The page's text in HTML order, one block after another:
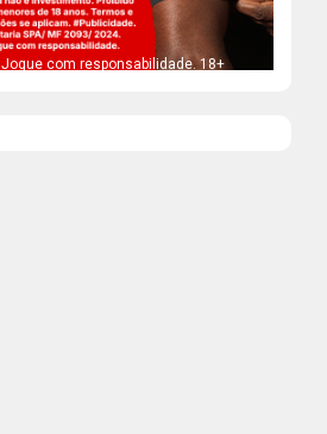
Jogue com responsabilidade. 18+